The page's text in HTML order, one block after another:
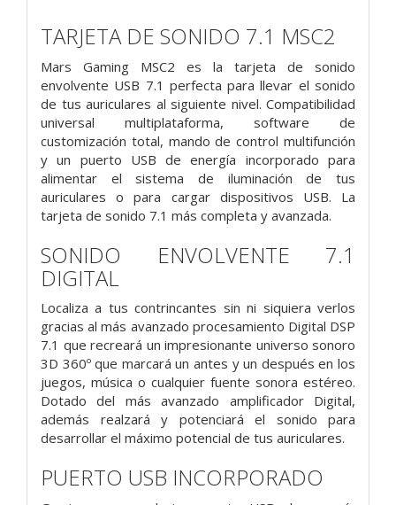
TARJETA DE SONIDO 7.1 MSC2
Mars Gaming MSC2 es la tarjeta de sonido
envolvente USB 7.1 perfecta para llevar el sonido
de tus auriculares al siguiente nivel. Compatibilidad
universal multiplataforma, software de
customización total, mando de control multifunción
y un puerto USB de energía incorporado para
alimentar el sistema de iluminación de tus
auriculares o para cargar dispositivos USB. La
tarjeta de sonido 7.1 más completa y avanzada.
SONIDO ENVOLVENTE 7.1
DIGITAL
Localiza a tus contrincantes sin ni siquiera verlos
gracias al más avanzado procesamiento Digital DSP
7.1 que recreará un impresionante universo sonoro
3D 360º que marcará un antes y un después en los
juegos, música o cualquier fuente sonora estéreo.
Dotado del más avanzado amplificador Digital,
además realzará y potenciará el sonido para
desarrollar el máximo potencial de tus auriculares.
PUERTO USB INCORPORADO